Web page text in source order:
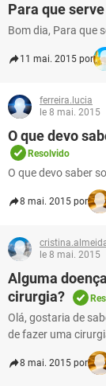
Para que
Bom dia, Para que
11 mai. 2015 por
ferreira.lucia
le 8 mai. 2015
O que devo
Resolvido
O que devo saber
8 mai. 2015 por
le 8 mai. 2015
Alguma
cirurgia?
Olá, gostaria de
de fazer uma
8 mai. 2015 por